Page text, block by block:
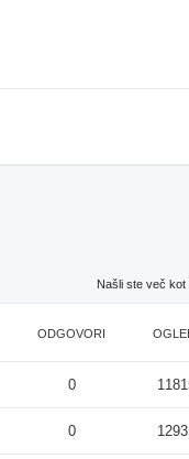
Našli ste več
ODGOVORI
0
0